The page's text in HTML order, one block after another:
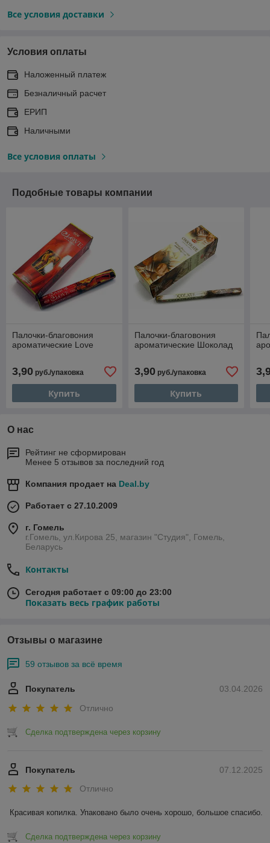
Все условия доставки
Условия оплаты
Наложенный платеж
Безналичный расчет
ЕРИП
Наличными
Все условия оплаты
Подобные товары компании
Палочки-благовония
ароматические Love
3,90 руб./упаковка
Купить
Палочки-благовония
ароматические Шоколад
3,90руб./упаковка
Купить
О нас
Рейтинг не сформирован
Менее 5 отзывов за последний год
Компания продает на Deal.by
Работает с 27.10.2009
г. Гомель
г.Гомель, ул.Кирова 25, магазин "Студия", Гомель,
Беларусь
Контакты
Сегодня работает с 09:00 до 23:00
Показать весь график работы
Отзывы о магазине
59 отзывов за всё время
03.04.2026
Покупатель
Отлично
Сделка подтверждена через корзину
07.12.2025
Покупатель
Отлично
Красивая копилка. Упаковано было очень хорошо, большое спасибо.
Сделка подтверждена через корзину